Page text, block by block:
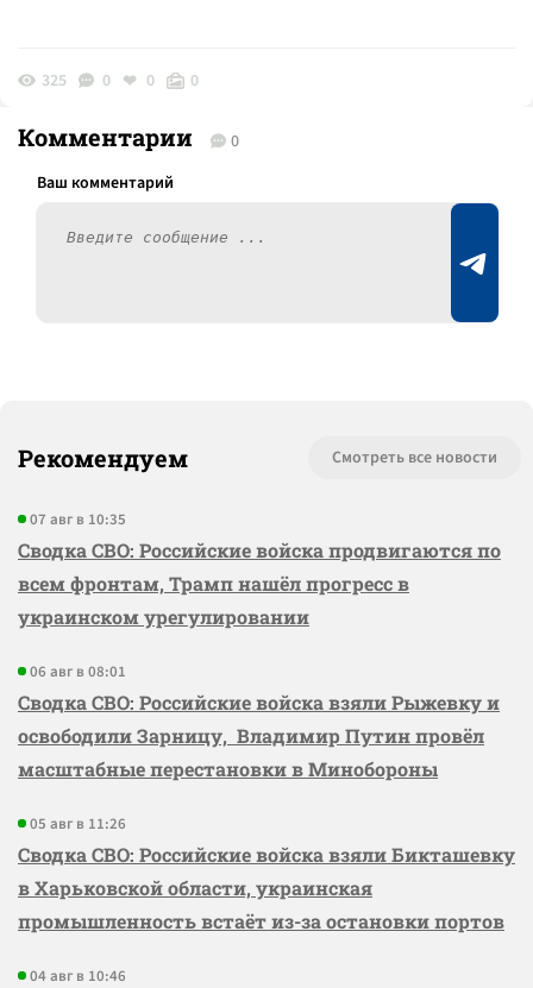
325 0 0 0
Комментарии 0
Рекомендуем Смотреть все новости
07 авг в 10:35
Сводка СВО: Российские войска продвигаются по
всем фронтам, Трамп нашёл прогресс в
украинском урегулировании
06 авг в 08:01
Сводка СВО: Российские войска взяли Рыжевку и
освободили Зарницу, Владимир Путин провёл
масштабные перестановки в Минобороны
05 авг в 11:26
Сводка СВО: Российские войска взяли Бикташевку
в Харьковской области, украинская
промышленность встаёт из-за остановки портов
04 авг в 10:46